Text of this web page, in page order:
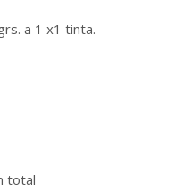
a 1 x1 tinta.
total